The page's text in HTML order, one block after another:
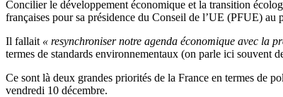
Concilier le développement économique et la transition
françaises pour sa présidence du Conseil de l’UE (PFUE) au
Il fallait « resynchroniser notre agenda économique avec la
termes de standards environnementaux (on parle ici souvent
Ce sont là deux grandes priorités de la France en termes de
vendredi 10 décembre.